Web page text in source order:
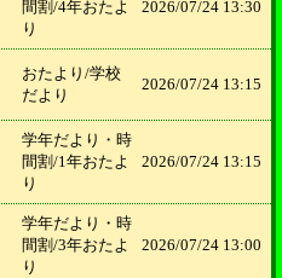
間割/4年おたよ
り
2026/07/24 13:30
おたより/学校
だより
2026/07/24 13:15
学年だより・時
間割/1年おたよ
り
2026/07/24 13:15
学年だより・時
間割/3年おたよ
り
2026/07/24 13:00